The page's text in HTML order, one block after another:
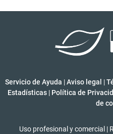
Servicio de Ayuda |Aviso legal |
Estadísticas | Política de
de
Uso profesional y comercial |